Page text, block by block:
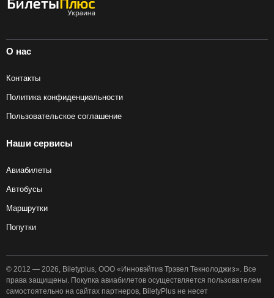
О нас
Контакты
Политика конфиденциальности
Пользовательское соглашение
Наши сервисы
Авиабилеты
Автобусы
Маршрутки
Попутки
© 2012 — 2026, Biletyplus, ООО «Инновэйтив Трэвел Текнолоджиз». Все
права защищены. Покупка авиабилетов осуществляется пользователем
самостоятельно на сайтах партнеров, BiletyPlus не несет